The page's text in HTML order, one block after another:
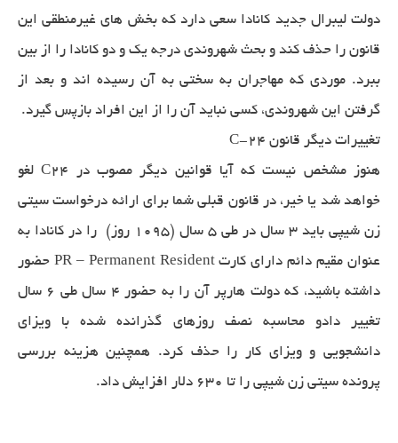
دولت لیبرال جدید کانادا سعی دارد که بخش های غیرمنطقی این
قانون را حذف کند و بحث شهروندی درجه یک و دو کانادا را از بین
ببرد. موردی که مهاجران به سختی به آن رسیده اند و بعد از
گرفتن این شهروندی، کسی نباید آن را از این افراد بازپس گیرد.
تغییرات دیگر قانون C-24
هنوز مشخص نیست که آیا قوانین دیگر مصوب در C24 لغو
خواهد شد یا خیر، در قانون قبلی شما برای ارائه درخواست سیتی
زن شیپی باید 3 سال در طی 5 سال (1095 روز) را در کانادا به
عنوان مقیم دائم دارای کارت PR – Permanent Resident حضور
داشته باشید، که دولت هارپر آن را به حضور 4 سال طی 6 سال
تغییر دادو محاسبه نصف روزهای گذرانده شده با ویزای
دانشجویی و ویزای کار را حذف کرد. همچنین هزینه بررسی
پرونده سیتی زن شیپی را تا 630 دلار افزایش داد.